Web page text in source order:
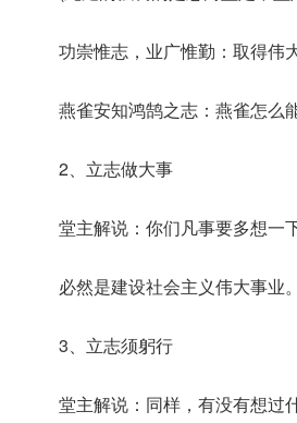
功崇惟志，业广惟勤：取得伟
燕雀安知鸿鹄之志：燕雀怎么
2、立志做大事
堂主解说：你们凡事要多想一
必然是建设社会主义伟大事业。
3、立志须躬行
堂主解说：同样，有没有想过